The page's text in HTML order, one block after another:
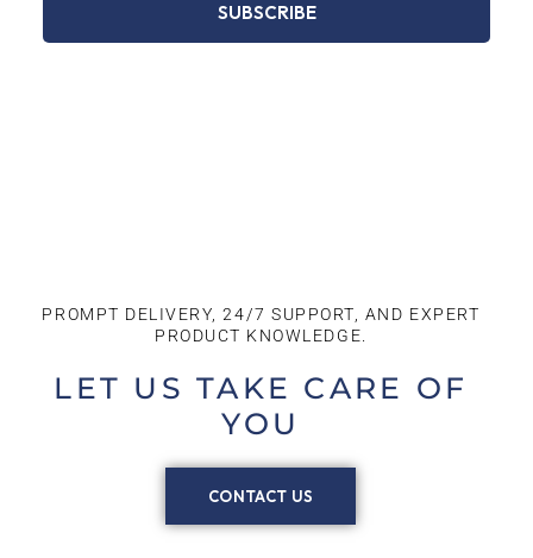
SUBSCRIBE
PROMPT DELIVERY, 24/7 SUPPORT, AND EXPERT
PRODUCT KNOWLEDGE.​
LET US TAKE CARE OF
YOU
CONTACT US